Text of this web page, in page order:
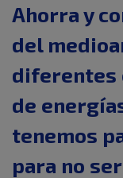
Ahorra y
del
diferentes
de
tenemos
para no